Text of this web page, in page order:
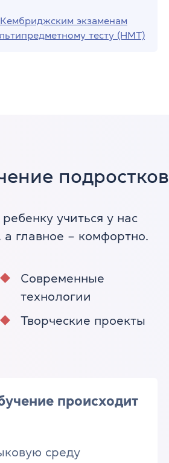
экзаменам
тесту (НМТ)
подростков
учиться у нас
а главное – комфортно.
Современные
технологии
Творческие проекты
происходит
среду